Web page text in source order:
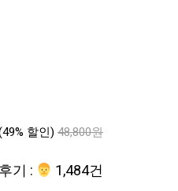
할인) 48,800원
기 : ‍‍ 1,484건